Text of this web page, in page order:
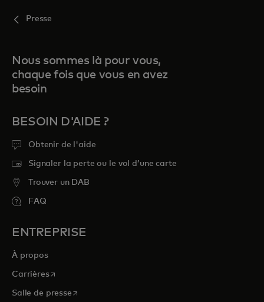
Presse
Nous sommes là pour vous,
chaque fois que vous en avez
besoin
BESOIN D'AIDE ?
Obtenir de l'aide
Signaler la perte ou le vol d’une carte
Trouver un DAB
FAQ
ENTREPRISE
À propos
Carrièress’ouvre dans un nouvel onglet
Salle de presses’ouvre dans un nouvel onglet